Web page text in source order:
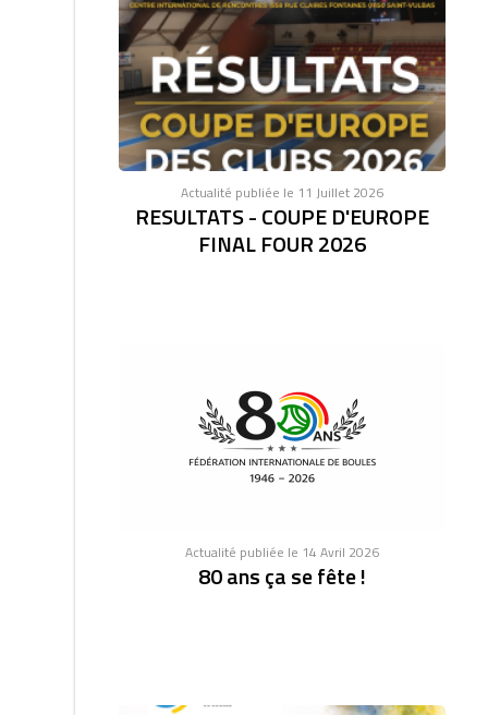
Actualité publiée le 11 Juillet 2026
RESULTATS - COUPE D'EUROPE
FINAL FOUR 2026
Actualité publiée le 14 Avril 2026
80 ans ça se fête !